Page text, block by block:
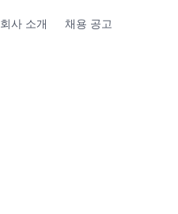
회사 소개 채용 공고